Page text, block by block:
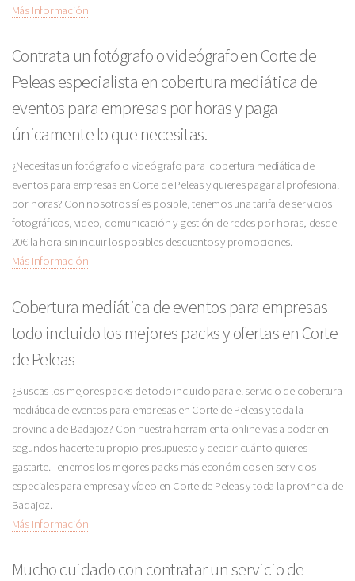
Más Información
Contrata un fotógrafo o videógrafo en Corte de
Peleas especialista en cobertura mediática de
eventos para empresas por horas y paga
únicamente lo que necesitas.
¿Necesitas un fotógrafo o videógrafo para cobertura mediática de
eventos para empresas en Corte de Peleas y quieres pagar al profesional
por horas? Con nosotros sí es posible, tenemos una tarifa de servicios
fotográficos, video, comunicación y gestión de redes por horas, desde
20€ la hora sin incluir los posibles descuentos y promociones.
Más Información
Cobertura mediática de eventos para empresas
todo incluido los mejores packs y ofertas en Corte
de Peleas
¿Buscas los mejores packs de todo incluido para el servicio de cobertura
mediática de eventos para empresas en Corte de Peleas y toda la
provincia de Badajoz? Con nuestra herramienta online vas a poder en
segundos hacerte tu propio presupuesto y decidir cuánto quieres
gastarte. Tenemos los mejores packs más económicos en servicios
especiales para empresa y vídeo en Corte de Peleas y toda la provincia de
Badajoz.
Más Información
Mucho cuidado con contratar un servicio de